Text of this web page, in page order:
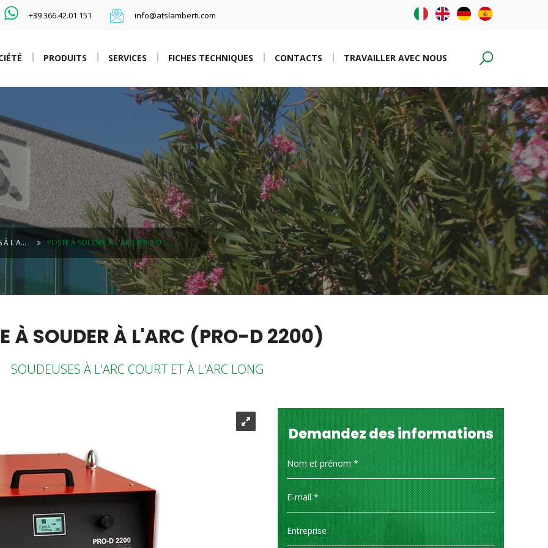
+39 366.42.01.151 info@atslamberti.com
PRODUITS SERVICES FICHES TECHNIQUES CONTACTS TRAVAILLER AVEC NOUS
À L'A… POSTE À SOUDER À L'ARC (PRO-D …
À SOUDER À L'ARC (PRO-D 2200)
SOUDEUSES À L'ARC COURT ET À L'ARC LONG
Demandez des informations